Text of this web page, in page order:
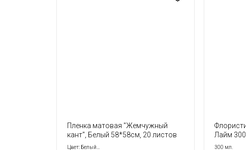
Пленка матовая "Жемчужный
кант", Белый 58*58см, 20 листов
Цвет: Белый
Лайм
300 мл.